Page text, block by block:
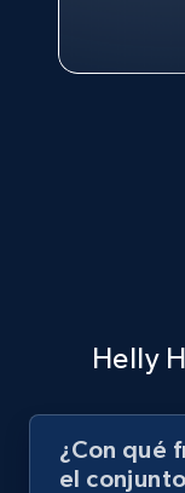
Helly
¿Con qué
el